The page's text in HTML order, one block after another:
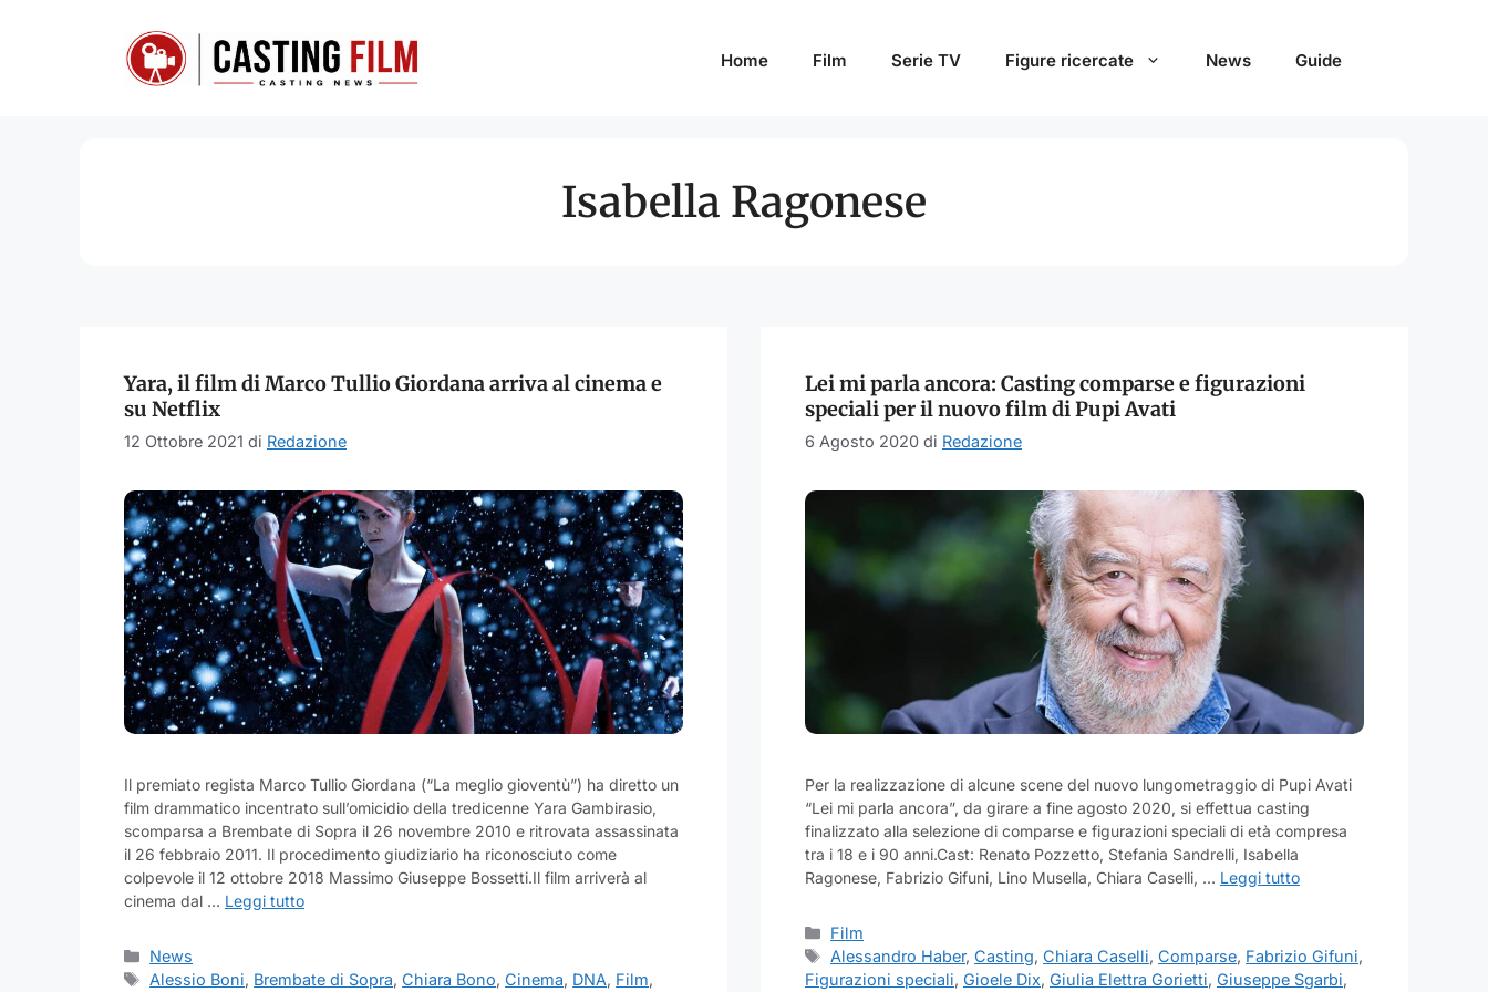
Home Film Serie TV Figure ricercate News Guide
Isabella Ragonese
Yara, il film di Marco Tullio Giordana arriva al cinema e
su Netflix
12 Ottobre 2021 di Redazione
Il premiato regista Marco Tullio Giordana (“La meglio gioventù”) ha diretto un
film drammatico incentrato sull’omicidio della tredicenne Yara Gambirasio,
scomparsa a Brembate di Sopra il 26 novembre 2010 e ritrovata assassinata
il 26 febbraio 2011. Il procedimento giudiziario ha riconosciuto come
colpevole il 12 ottobre 2018 Massimo Giuseppe Bossetti.Il film arriverà al
cinema dal … Leggi tutto
Categorie
News
Tag
Alessio Boni, Brembate di Sopra,Chiara Bono,Cinema, DNA, Film,
Lei mi parla ancora: Casting comparse e figurazioni
speciali per il nuovo film di Pupi Avati
6 Agosto 2020 di Redazione
Per la realizzazione di alcune scene del nuovo lungometraggio di Pupi Avati
“Lei mi parla ancora”, da girare a fine agosto 2020, si effettua casting
finalizzato alla selezione di comparse e figurazioni speciali di età compresa
tra i 18 e i 90 anni.Cast: Renato Pozzetto, Stefania Sandrelli, Isabella
Ragonese, Fabrizio Gifuni, Lino Musella, Chiara Caselli, … Leggi tutto
Categorie
Film
Tag
Alessandro Haber,Casting,Chiara Caselli,Comparse, Fabrizio Gifuni,
Figurazioni speciali, Gioele Dix, Giulia Elettra Gorietti, Giuseppe Sgarbi,